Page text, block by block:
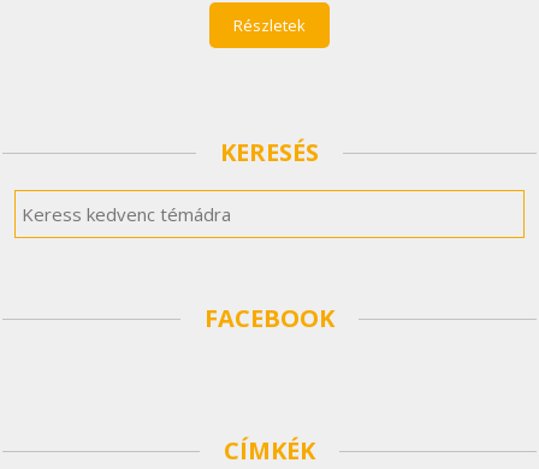
Részletek
KERESÉS
FACEBOOK
CÍMKÉK